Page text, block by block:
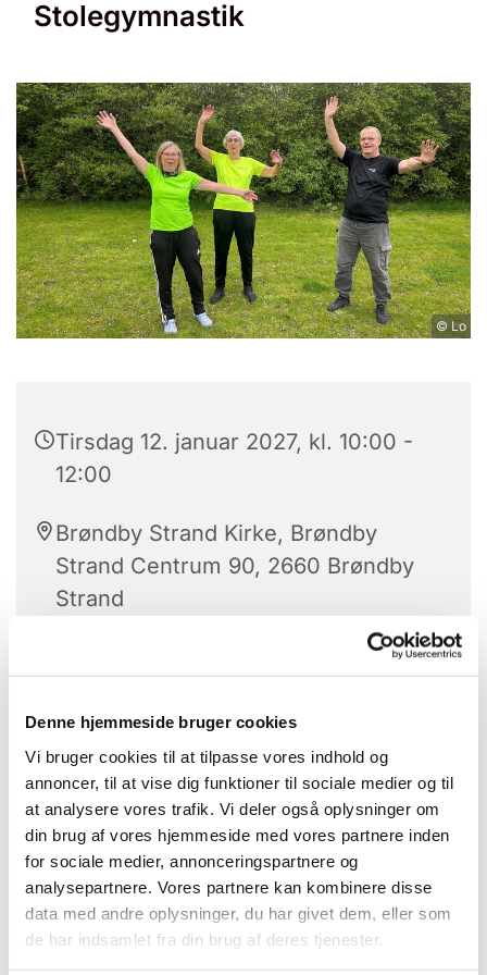
Denne hjemmeside bruger cookies
Vi bruger cookies til at tilpasse vores indhold og
annoncer, til at vise dig funktioner til sociale medier og til
at analysere vores trafik. Vi deler også oplysninger om
din brug af vores hjemmeside med vores partnere inden
for sociale medier, annonceringspartnere og
analysepartnere. Vores partnere kan kombinere disse
data med andre oplysninger, du har givet dem, eller som
de har indsamlet fra din brug af deres tjenester.
Stolegymnastik
© Lo
Tirsdag 12. januar 2027, kl. 10:00 -
12:00
Brøndby Strand Kirke, Brøndby
Strand Centrum 90, 2660 Brøndby
Strand
Stolegymnastik er hver tirsdag.
Alle kan være med.
Med højt humør får vi sved på panden -
når de dygtige instruktører guider os
igennem gymnastikøvelserne.
Bagefter hygge vi os med hjemmebagte
boller og kaffe.